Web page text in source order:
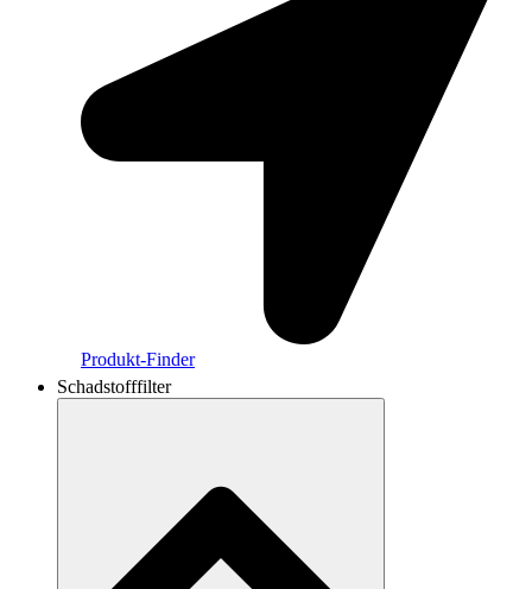
Produkt-Finder
Schadstofffilter